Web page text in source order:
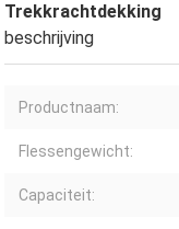
Trekkrachtdekking
beschrijving
Productnaam:
Flessengewicht:
Capaciteit: